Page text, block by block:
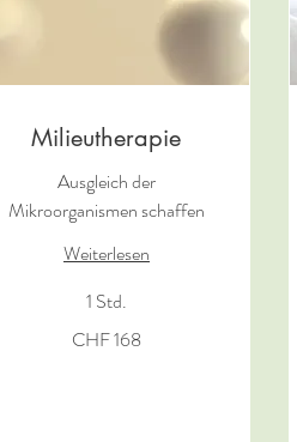
Milieutherapie
Ausgleich der
Mikroorganismen schaffen
Weiterlesen
1 Std.
CHF 168